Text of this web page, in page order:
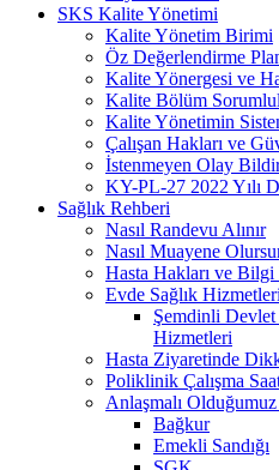
SKS Kalite Yönetimi
Kalite Yönetim Birimi
Öz Değerlendirme
Kalite Yönergesi ve
Kalite Bölüm
Kalite Yönetimin
Çalışan Hakları ve
İstenmeyen Olay
KY-PL-27 2022 Yılı
Sağlık Rehberi
Nasıl Randevu Alınır
Nasıl Muayene
Hasta Hakları ve
Evde Sağlık Hizmetleri
Şemdinli Devlet
Hizmetleri
Hasta Ziyaretinde
Poliklinik Çalışma
Anlaşmalı
Bağkur
Emekli Sandığı